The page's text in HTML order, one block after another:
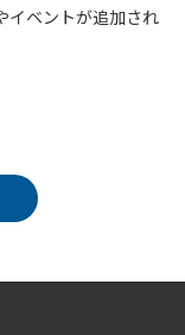
イベントが追加され